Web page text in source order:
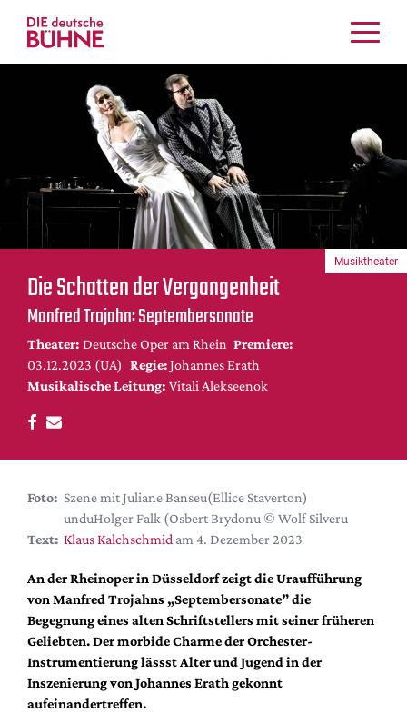
Kritiken
Schauspiel
Musiktheater
Crossover
Bühnenwelt
Festivals & Veranstaltungen
Menschen & Theater
Themen
Internationales
Nachrufe
Medientipps
DdB-map
Kalender
Festival-Planer
Hefte
Alle Hefte
Leseproben
Podcast
Service
Shop / Abo
Die Schatten der Vergangenheit
Manfred Trojahn: Sep­tem­ber­so­na­te
Theater: Deutsche Oper am Rhein Premiere:
03.12.2023 (UA) Regie: Johannes Erath
Musikalische Leitung: Vitali Alekseenok
Musiktheater
Foto: Szene mit Juliane Banseu(Ellice Staverton)
unduHolger Falk (Osbert Brydonu © Wolf Silveru
Text: Klaus Kalchschmid am 4. Dezember 2023
An der Rheinoper in Düsseldorf zeigt die Uraufführung
von Manfred Trojahns „Septembersonate” die
Begegnung eines alten Schriftstellers mit seiner früheren
Geliebten. Der morbide Charme der Orchester-
Instrumentierung lässst Alter und Jugend in der
Inszenierung von Johannes Erath gekonnt
aufeinandertreffen.